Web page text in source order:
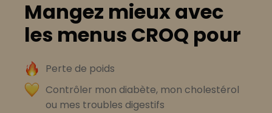
Mangez mieux avec
les menus CROQ pour
Perte de poids
Contrôler mon diabète, mon cholestérol
ou mes troubles digestifs